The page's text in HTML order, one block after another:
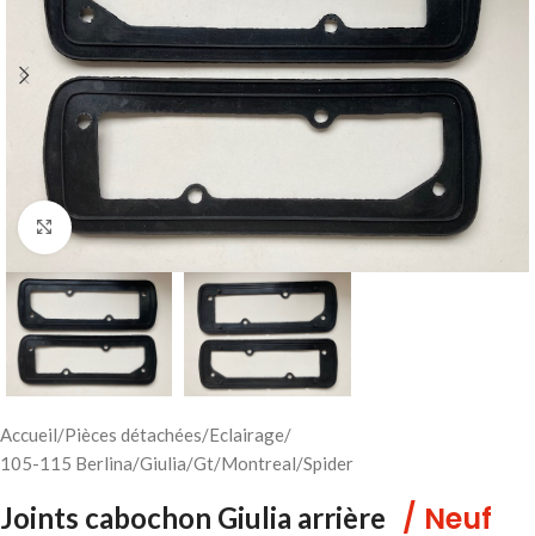
Cliquez pour agrandir
Accueil/Pièces détachées/Eclairage/
105-115 Berlina/Giulia/Gt/Montreal/Spider
Joints cabochon Giulia arrière / Neuf